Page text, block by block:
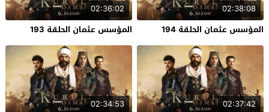
02:38:08
المؤسس عثمان الحلقة 194
02:36:02
المؤسس عثمان الحلقة 193
02:37:42
02:34:53